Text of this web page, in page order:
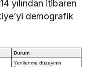
yılından itibaren
demografik
Durum
Yenilenme düzeyinin